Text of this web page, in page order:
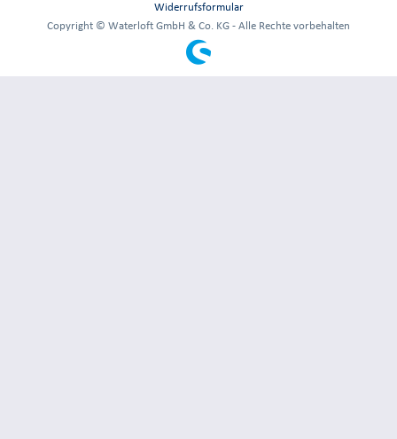
Widerrufsformular
Copyright © Waterloft GmbH & Co. KG - Alle Rechte vorbehalten